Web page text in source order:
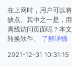
在上网时，用户可以
缺点。其中之一是，
离线访问页面呢？本
转换软件。 了解详情
2021-12-31 10:31:15